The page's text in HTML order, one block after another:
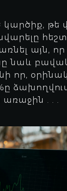
թե
այն, որ
նաև
որ,
առաջին